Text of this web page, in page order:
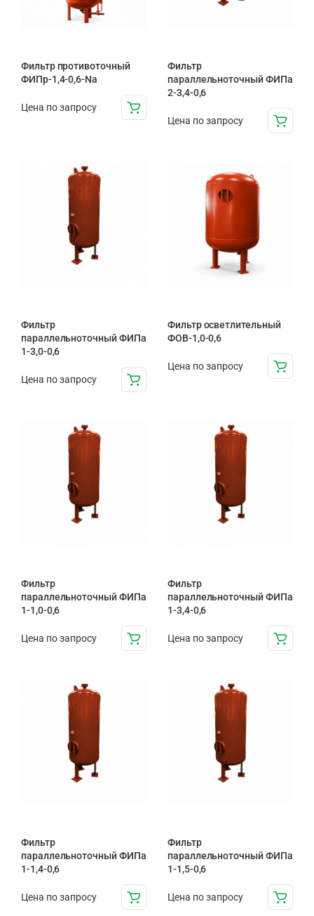
Фильтр противоточный
ФИПр-1,4-0,6-Na
Цена по запросу
Фильтр
параллельноточный ФИПа
2-3,4-0,6
Цена по запросу
Фильтр
параллельноточный ФИПа
1-3,0-0,6
Цена по запросу
Фильтр осветлительный
ФОВ-1,0-0,6
Цена по запросу
Фильтр
параллельноточный ФИПа
1-1,0-0,6
Цена по запросу
Фильтр
параллельноточный ФИПа
1-3,4-0,6
Цена по запросу
Фильтр
параллельноточный ФИПа
1-1,4-0,6
Цена по запросу
Фильтр
параллельноточный ФИПа
1-1,5-0,6
Цена по запросу